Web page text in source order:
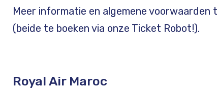
Meer informatie en algemene voorwaarden
(beide te boeken via onze Ticket Robot!).
Royal Air Maroc